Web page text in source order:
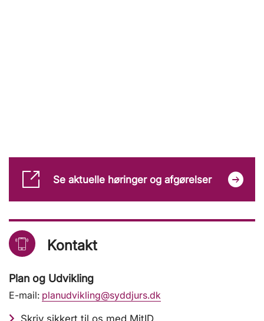
Se aktuelle høringer og afgørelser
Kontakt
Plan og Udvikling
E-mail: planudvikling@syddjurs.dk